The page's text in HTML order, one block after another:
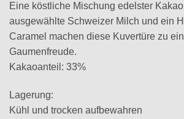
Eine köstliche Mischung edelster
ausgewählte Schweizer Milch und ein
Caramel machen diese Kuvertüre zu
Gaumenfreude.
Kakaoanteil: 33%
Lagerung:
Kühl und trocken aufbewahren